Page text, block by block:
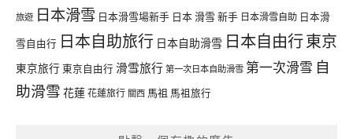
旅遊 日本滑雪 日本滑雪場新手 日本 滑雪 新手 日本滑雪自助 日本滑
雪自由行 日本自助旅行 日本自助滑雪 日本自由行東京
東京旅行 東京自由行 滑雪旅行 第一次日本自助滑雪 第一次滑雪 自
助滑雪 花蓮花蓮旅行 關西 馬祖 馬祖旅行